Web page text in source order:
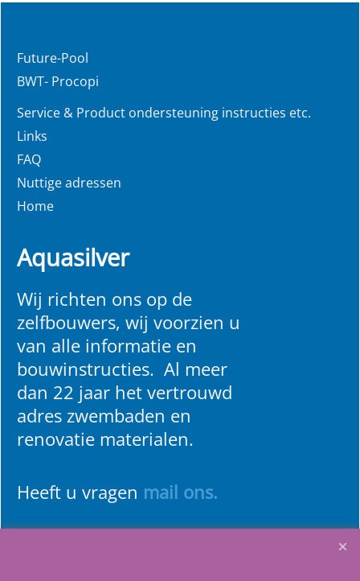
Future-Pool
BWT- Procopi
Service & Product ondersteuning instructies etc.
Links
FAQ
Nuttige adressen
Home
Aquasilver
Wij richten ons op de
zelfbouwers, wij voorzien u
van alle informatie en
bouwinstructies. Al meer
dan 22 jaar het vertrouwd
adres zwembaden en
renovatie materialen.
Heeft u vragen mail ons.